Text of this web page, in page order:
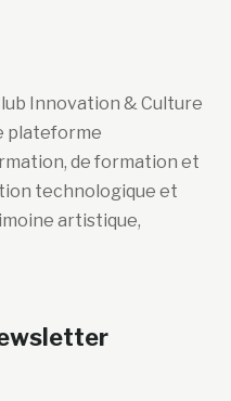
Innovation & Culture
plateforme
de formation et
technologique et
artistique,